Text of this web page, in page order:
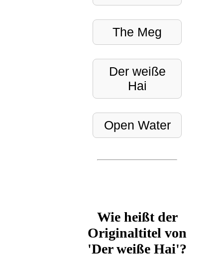
The Meg
Der weiße
Hai
Open Water
Wie heißt der
Originaltitel von
'Der weiße Hai'?